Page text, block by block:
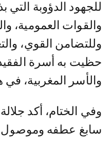
للجهود الدؤوبة
والقوات العمومية،
وللتضامن القوي،
حظيت به أسرة
والأسر المغربية، في
وفي الختام، أكد
سابغ عطفه وموصول